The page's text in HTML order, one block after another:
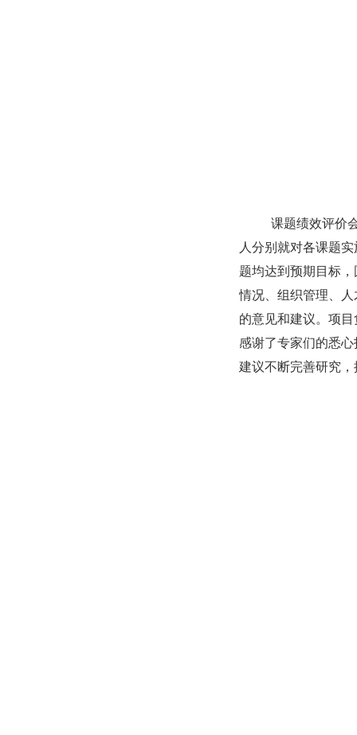
课题绩效评价
人分别就对各课题
题均达到预期目标
情况、组织管理、
的意见和建议。项
感谢了专家们的悉
建议不断完善研究